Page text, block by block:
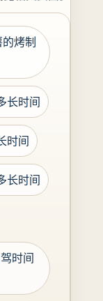
烤制
长时间
时间
长时间
时间